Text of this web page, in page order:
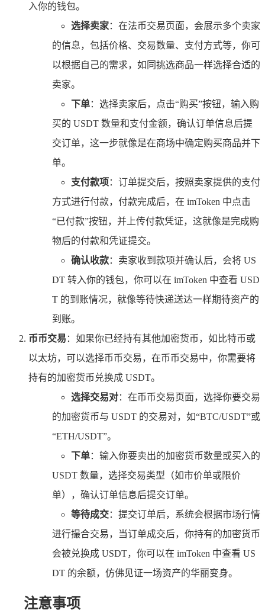
入你的钱包。
选择卖家：在法币交易页面，会展示多个卖家
的信息，包括价格、交易数量、支付方式等，你可
以根据自己的需求，如同挑选商品一样选择合适的
卖家。
下单：选择卖家后，点击“购买”按钮，输入购
买的 USDT 数量和支付金额，确认订单信息后提
交订单，这一步就像是在商场中确定购买商品并下
单。
支付款项 ：订单提交后，按照卖家提供的支付
方式进行付款，付款完成后，在 imToken 中点击
“已付款”按钮，并上传付款凭证，这就像是完成购
物后的付款和凭证提交。
确认收款：卖家收到款项并确认后，会将 US
DT 转入你的钱包，你可以在 imToken 中查看 USD
T 的到账情况，就像等待快递送达一样期待资产的
到账。
币币交易 ：如果你已经持有其他加密货币，如比特币或
以太坊，可以选择币币交易，在币币交易中，你需要将
持有的加密货币兑换成 USDT。
选择交易对：在币币交易页面，选择你要交易
的加密货币与 USDT 的交易对，如“BTC/USDT”或
“ETH/USDT”。
下单：输入你要卖出的加密货币数量或买入的
USDT 数量，选择交易类型（如市价单或限价
单），确认订单信息后提交订单。
等待成交：提交订单后，系统会根据市场行情
进行撮合交易，当订单成交后，你持有的加密货币
会被兑换成 USDT，你可以在 imToken 中查看 US
DT 的余额，仿佛见证一场资产的华丽变身。
注意事项